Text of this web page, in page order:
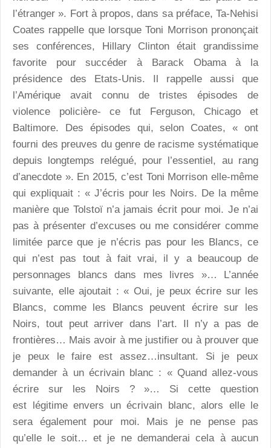
l’étranger ». Fort à propos, dans sa préface, Ta-Nehisi
Coates rappelle que lorsque Toni Morrison prononçait
ses conférences, Hillary Clinton était grandissime
favorite pour succéder à Barack Obama à la
présidence des Etats-Unis. Il rappelle aussi que
l’Amérique avait connu de tristes épisodes de
violence policière- ce fut Ferguson, Chicago et
Baltimore. Des épisodes qui, selon Coates, « ont
fourni des preuves du genre de racisme systématique
depuis longtemps relégué, pour l’essentiel, au rang
d’anecdote ». En 2015, c’est Toni Morrison elle-même
qui expliquait : « J’écris pour les Noirs. De la même
manière que Tolstoï n’a jamais écrit pour moi. Je n’ai
pas à présenter d’excuses ou me considérer comme
limitée parce que je n’écris pas pour les Blancs, ce
qui n’est pas tout à fait vrai, il y a beaucoup de
personnages blancs dans mes livres »… L’année
suivante, elle ajoutait : « Oui, je peux écrire sur les
Blancs, comme les Blancs peuvent écrire sur les
Noirs, tout peut arriver dans l’art. Il n’y a pas de
frontières… Mais avoir à me justifier ou à prouver que
je peux le faire est assez…insultant. Si je peux
demander à un écrivain blanc : « Quand allez-vous
écrire sur les Noirs ? »… Si cette question
est légitime envers un écrivain blanc, alors elle le
sera également pour moi. Mais je ne pense pas
qu’elle le soit… et je ne demanderai cela à aucun